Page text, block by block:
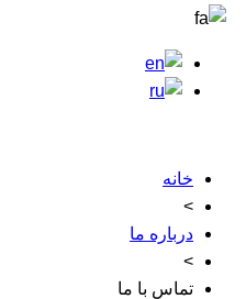
خانه
>
درباره ما
>
تماس با ما